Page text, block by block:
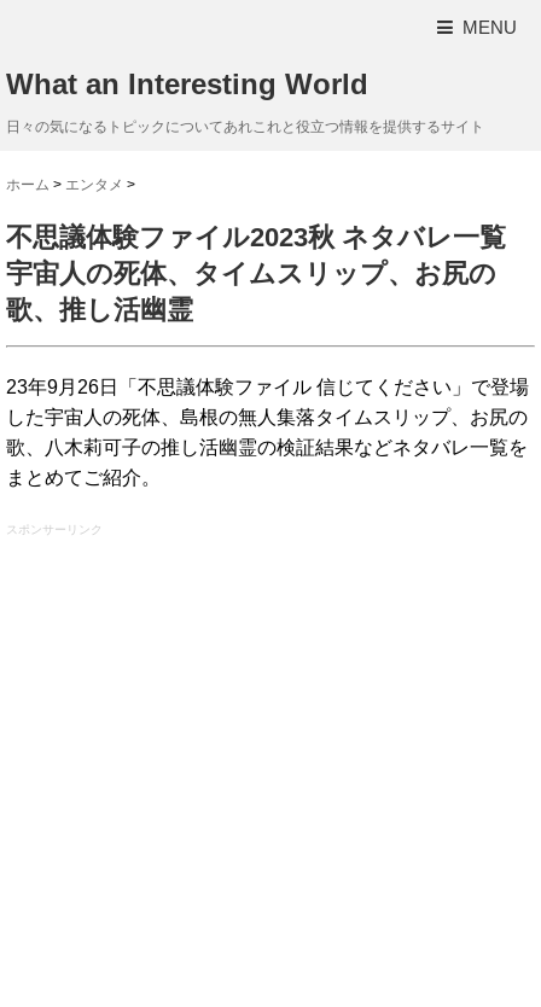
MENU
What an Interesting World
日々の気になるトピックについてあれこれと役立つ情報を提供するサイト
ホーム > エンタメ >
不思議体験ファイル2023秋 ネタバレ一覧
宇宙人の死体、タイムスリップ、お尻の
歌、推し活幽霊
23年9月26日「不思議体験ファイル 信じてください」で登場
した宇宙人の死体、島根の無人集落タイムスリップ、お尻の
歌、八木莉可子の推し活幽霊の検証結果などネタバレ一覧を
まとめてご紹介。
スポンサーリンク